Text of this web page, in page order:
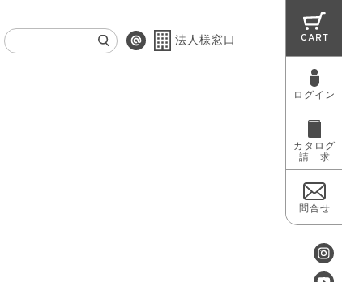
法人様窓口 CART
ログイン
カタログ
請 求
問合せ